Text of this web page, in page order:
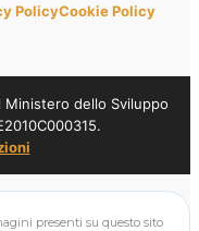
PolicyCookie Policy
dello Sviluppo
presenti su questo sito